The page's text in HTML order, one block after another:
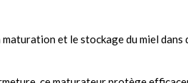
et le stockage du miel dans